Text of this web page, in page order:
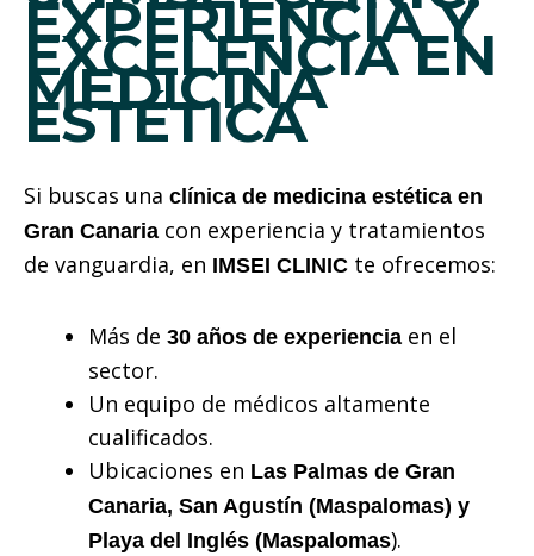
EXPERIENCIA Y
EXCELENCIA EN
MEDICINA
ESTÉTICA
Si buscas una clínica de medicina estética en
Gran Canaria con experiencia y tratamientos
de vanguardia, en IMSEI CLINIC te ofrecemos:
Más de 30 años de experiencia en el
sector.
Un equipo de médicos altamente
cualificados.
Ubicaciones en Las Palmas de Gran
Canaria, San Agustín (Maspalomas) y
Playa del Inglés (Maspalomas).